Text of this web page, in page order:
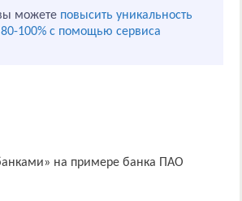
можете повысить уникальность
100% с помощью сервиса
на примере банка ПАО